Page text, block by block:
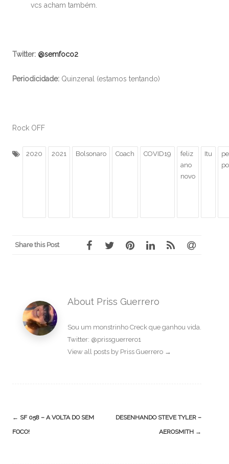
vcs acham também.
Twitter: @semfoco2
Periodicidade: Quinzenal (estamos tentando)
Rock OFF
2020 2021 Bolsonaro Coach COVID19
feliz
ano
novo
Itu
Share this Post
About Priss Guerrero
Sou um monstrinho Creck que ganhou vida.
Twitter: @prissguerrero1
View all posts by Priss Guerrero →
Post
navigation
← SF 058 – A VOLTA DO SEM
FOCO!
DESENHANDO STEVE TYLER –
AEROSMITH →